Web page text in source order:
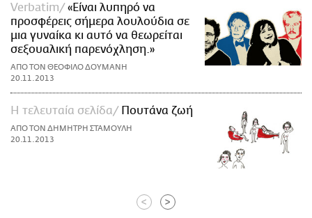
Verbatim
«Είναι λυπηρό να
προσφέρεις σήμερα λουλούδια σε
μια γυναίκα κι αυτό να θεωρείται
σεξουαλική παρενόχληση.»
ΑΠΟ ΤΟΝ ΘΕΟΦΙΛΟ ΔΟΥΜΑΝΗ
20.11.2013
Η τελευταία σελίδα Πουτάνα ζωή
ΑΠΟ ΤΟΝ ΔΗΜΗΤΡΗ ΣΤΑΜΟΥΛΗ
20.11.2013
< >